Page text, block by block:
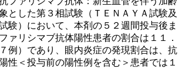
とした第３相試験（ＴＥＮＡＹＡ試験及
験）において、本剤の５２週間投与後ま
ァリシマブ抗体陽性患者の割合は１１．
例）であり、眼内炎症の発現割合は、抗
性＜投与前の陽性例を含む＞患者では１